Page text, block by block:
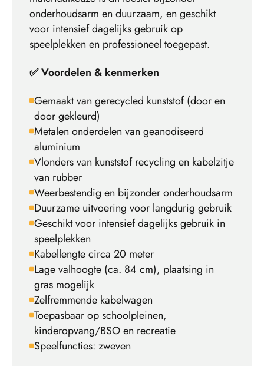
onderhoudsarm en duurzaam, en geschikt
voor intensief dagelijks gebruik op
speelplekken en professioneel toegepast.
✅ Voordelen & kenmerken
Gemaakt van gerecycled kunststof (door en
door gekleurd)
Metalen onderdelen van geanodiseerd
aluminium
Vlonders van kunststof recycling en kabelzitje
van rubber
Weerbestendig en bijzonder onderhoudsarm
Duurzame uitvoering voor langdurig gebruik
Geschikt voor intensief dagelijks gebruik in
speelplekken
Kabellengte circa 20 meter
Lage valhoogte (ca. 84 cm), plaatsing in
gras mogelijk
Zelfremmende kabelwagen
Toepasbaar op schoolpleinen,
kinderopvang/BSO en recreatie
Speelfuncties: zweven